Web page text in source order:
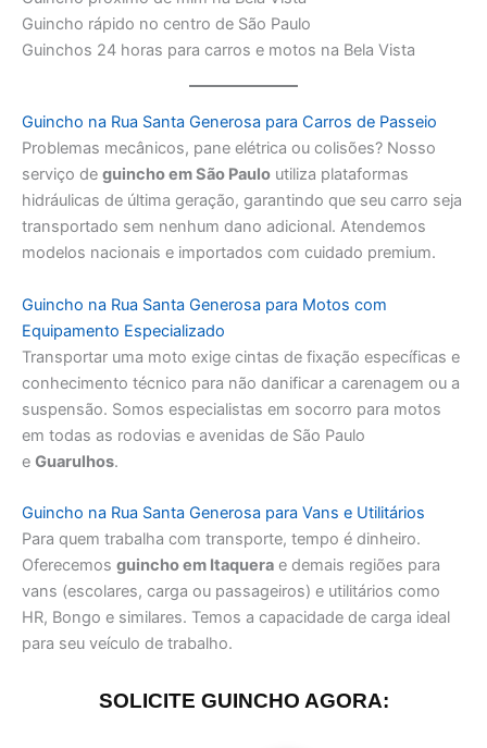
Guincho rápido no centro de São Paulo
Guinchos 24 horas para carros e motos na Bela Vista
Guincho na Rua Santa Generosa para Carros de Passeio
Problemas mecânicos, pane elétrica ou colisões? Nosso
serviço de guincho em São Paulo utiliza plataformas
hidráulicas de última geração, garantindo que seu carro seja
transportado sem nenhum dano adicional. Atendemos
modelos nacionais e importados com cuidado premium.
Guincho na Rua Santa Generosa para Motos com
Equipamento Especializado
Transportar uma moto exige cintas de fixação específicas e
conhecimento técnico para não danificar a carenagem ou a
suspensão. Somos especialistas em socorro para motos
em todas as rodovias e avenidas de São Paulo
e Guarulhos.
Guincho na Rua Santa Generosa para Vans e Utilitários
Para quem trabalha com transporte, tempo é dinheiro.
Oferecemos guincho em Itaquera e demais regiões para
vans (escolares, carga ou passageiros) e utilitários como
HR, Bongo e similares. Temos a capacidade de carga ideal
para seu veículo de trabalho.
SOLICITE GUINCHO AGORA: